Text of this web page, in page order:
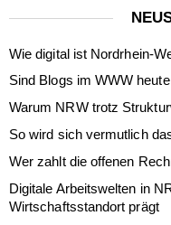
Wie digital ist Nordrhein-
Sind Blogs im WWW
Warum NRW trotz
So wird sich vermutlich
Wer zahlt die offenen
Digitale Arbeitswelten in
Wirtschaftsstandort prägt